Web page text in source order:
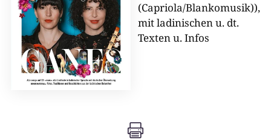
(Capriola/Blankomusik)),
mit ladinischen u. dt.
Texten u. Infos
